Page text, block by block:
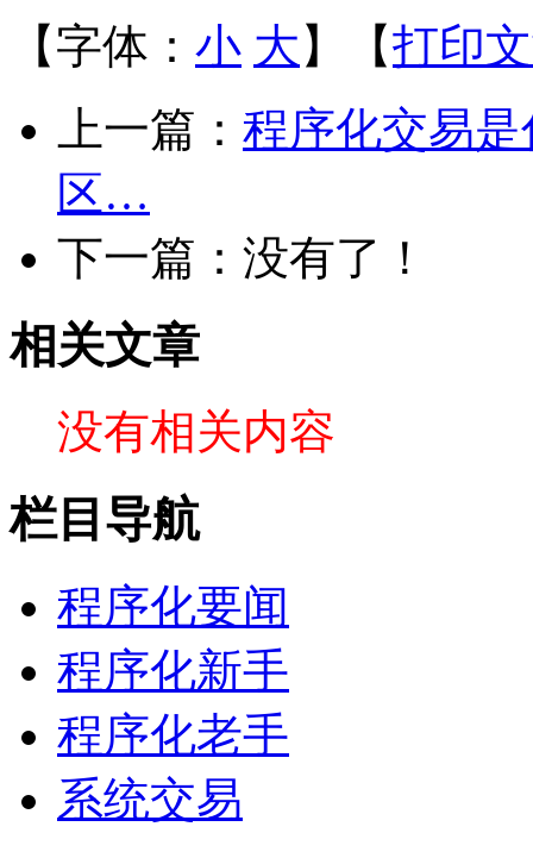
【字体： 小 大 】【打印
上一篇： 程序化交易
区…
下一篇：没有了！
相关文章
没有相关内容
栏目导航
程序化要闻
程序化新手
程序化老手
系统交易